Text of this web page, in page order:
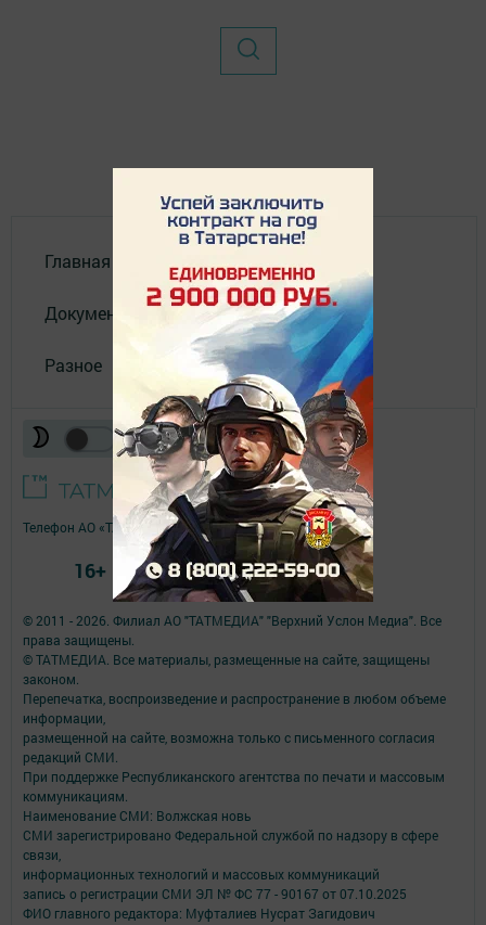
Главная
Документы
Разное
© 2011 - 2026. Филиал АО "ТАТМЕДИА" "Верхний Услон Медиа". Все
права защищены.
© ТАТМЕДИА. Все материалы, размещенные на сайте, защищены
законом.
Перепечатка, воспроизведение и распространение в любом объеме
информации,
размещенной на сайте, возможна только с письменного согласия
редакций СМИ.
При поддержке Республиканского агентства по печати и массовым
коммуникациям.
Наименование СМИ: Волжская новь
СМИ зарегистрировано Федеральной службой по надзору в сфере
связи,
информационных технологий и массовых коммуникаций
запись о регистрации СМИ ЭЛ № ФС 77 - 90167 от 07.10.2025
ФИО главного редактора: Муфталиев Нусрат Загидович
Телефон АО «ТАТМЕДИА»:(843) 222 09 84
16+